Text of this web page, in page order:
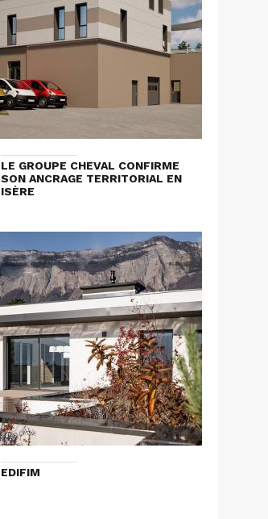
LE GROUPE CHEVAL CONFIRME
SON ANCRAGE TERRITORIAL EN
ISÈRE
EDIFIM